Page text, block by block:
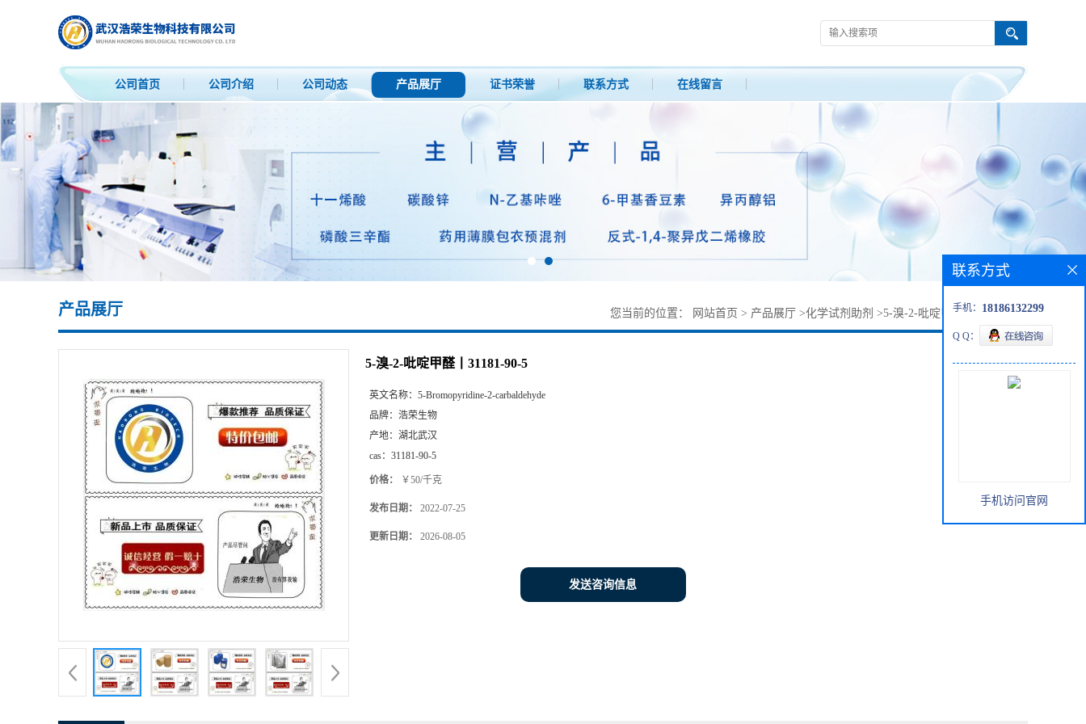
公司首页 公司介绍 公司动态 产品展厅 证书荣誉 联系方式 在线留言
产品展厅 您当前的位置： 网站首页 > 产品展厅 >化学试剂助剂 >5-溴-2-吡啶甲醛丨31181-90-5
5-溴-2-吡啶甲醛丨31181-90-5
英文名称： 5-Bromopyridine-2-carbaldehyde
品牌： 浩荣生物
产地： 湖北武汉
cas： 31181-90-5
价格： ￥50/千克
发布日期： 2022-07-25
更新日期： 2026-08-05
发送咨询信息
联系方式
手机： 18186132299
Q Q：
手机访问官网